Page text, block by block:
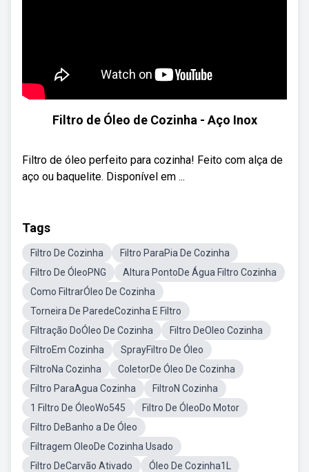
Filtro de Óleo de Cozinha - Aço Inox
Filtro de óleo perfeito para cozinha! Feito com alça de
aço ou baquelite. Disponível em ...
Tags
Filtro De Cozinha
Filtro ParaPia De Cozinha
Filtro De ÓleoPNG
Altura PontoDe Água Filtro Cozinha
Como FiltrarÓleo De Cozinha
Torneira De ParedeCozinha E Filtro
Filtração DoÓleo De Cozinha
Filtro DeOleo Cozinha
FiltroEm Cozinha
SprayFiltro De Óleo
FiltroNa Cozinha
ColetorDe Óleo De Cozinha
Filtro ParaAgua Cozinha
FiltroN Cozinha
1 Filtro De ÓleoWo545
Filtro De ÓleoDo Motor
Filtro DeBanho a De Óleo
Filtragem OleoDe Cozinha Usado
Filtro DeCarvão Ativado
Óleo De Cozinha1L